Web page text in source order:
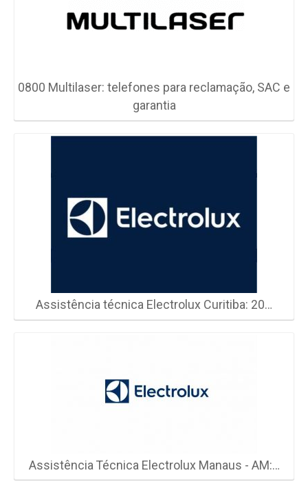
0800 Multilaser: telefones para reclamação, SAC e
garantia
Assistência técnica Electrolux Curitiba: 20…
Assistência Técnica Electrolux Manaus - AM:…